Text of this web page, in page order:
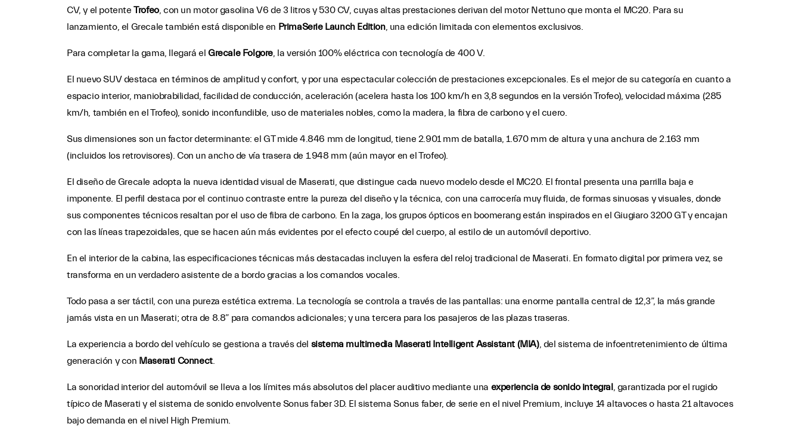
CV, y el potenteTrofeo, con un motor gasolina V6 de 3 litros y 530 CV, cuyas altas prestaciones derivan del motor Nettuno que monta el MC20. Para su
lanzamiento, el Grecale también está disponible en PrimaSerie Launch Edition, una edición limitada con elementos exclusivos.
Para completar la gama, llegará el Grecale Folgore, la versión 100% eléctrica con tecnología de 400 V.
El nuevo SUV destaca en términos de amplitud y confort, y por una espectacular colección de prestaciones excepcionales. Es el mejor de su categoría en cuanto a
espacio interior, maniobrabilidad, facilidad de conducción, aceleración (acelera hasta los 100 km/h en 3,8 segundos en la versión Trofeo), velocidad máxima (285
km/h, también en el Trofeo), sonido inconfundible, uso de materiales nobles, como la madera, la fibra de carbono y el cuero.
Sus dimensiones son un factor determinante: el GT mide 4.846 mm de longitud, tiene 2.901 mm de batalla, 1.670 mm de altura y una anchura de 2.163 mm
(incluidos los retrovisores). Con un ancho de vía trasera de 1.948 mm (aún mayor en el Trofeo).
El diseño de Grecale adopta la nueva identidad visual de Maserati, que distingue cada nuevo modelo desde el MC20. El frontal presenta una parrilla baja e
imponente. El perfil destaca por el continuo contraste entre la pureza del diseño y la técnica, con una carrocería muy fluida, de formas sinuosas y visuales, donde
sus componentes técnicos resaltan por el uso de fibra de carbono. En la zaga, los grupos ópticos en boomerang están inspirados en el Giugiaro 3200 GT y encajan
con las líneas trapezoidales, que se hacen aún más evidentes por el efecto coupé del cuerpo, al estilo de un automóvil deportivo.
En el interior de la cabina, las especificaciones técnicas más destacadas incluyen la esfera del reloj tradicional de Maserati. En formato digital por primera vez, se
transforma en un verdadero asistente de a bordo gracias a los comandos vocales.
Todo pasa a ser táctil, con una pureza estética extrema. La tecnología se controla a través de las pantallas: una enorme pantalla central de 12,3”, la más grande
jamás vista en un Maserati; otra de 8.8” para comandos adicionales; y una tercera para los pasajeros de las plazas traseras.
La experiencia a bordo del vehículo se gestiona a través del sistema multimedia Maserati Intelligent Assistant (MIA), del sistema de infoentretenimiento de última
generación y con Maserati Connect.
La sonoridad interior del automóvil se lleva a los límites más absolutos del placer auditivo mediante una experiencia de sonido integral, garantizada por el rugido
típico de Maserati y el sistema de sonido envolvente Sonus faber 3D. El sistema Sonus faber, de serie en el nivel Premium, incluye 14 altavoces o hasta 21 altavoces
bajo demanda en el nivel High Premium.